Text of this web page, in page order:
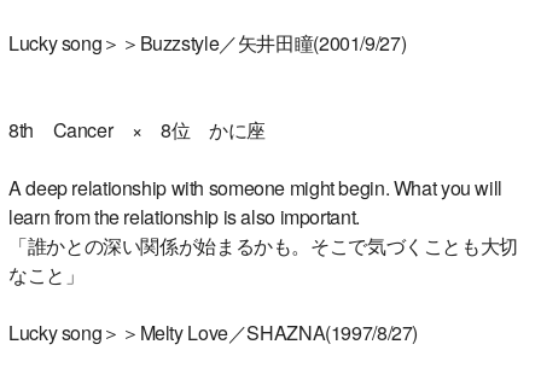
Lucky song＞＞Buzzstyle／矢井田瞳(2001/9/27)
8th Cancer × 8位 かに座
A deep relationship with someone might begin. What you will
learn from the relationship is also important.
「誰かとの深い関係が始まるかも。そこで気づくことも大切
なこと」
Lucky song＞＞Melty Love／SHAZNA(1997/8/27)